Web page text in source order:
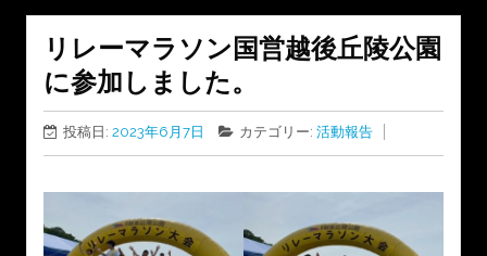
リレーマラソン国営越後丘陵公園
に参加しました。
投稿日: 2023年6月7日 カテゴリー: 活動報告